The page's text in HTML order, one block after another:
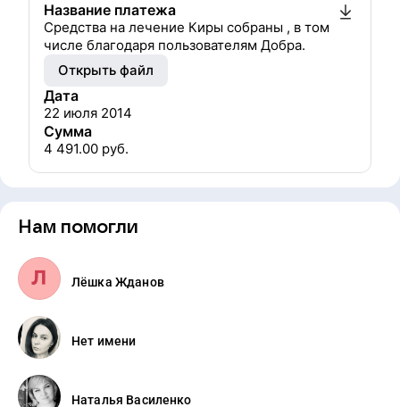
Название платежа
Средства на лечение Киры собраны , в том
числе благодаря пользователям Добра.
Открыть файл
Дата
22 июля 2014
Сумма
4 491.00 руб.
Нам помогли
Лёшка Жданов
Нет имени
Наталья Василенко